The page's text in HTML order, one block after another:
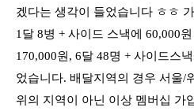
겠다는 생각이 들었습니다 ㅎㅎ
1달 8병 + 사이드 스낵에 60,000
170,000원, 6달 48명 + 사이드스
었습니다. 배달지역의 경우 서울/
위의 지역이 아닌 이상 멤버십 가